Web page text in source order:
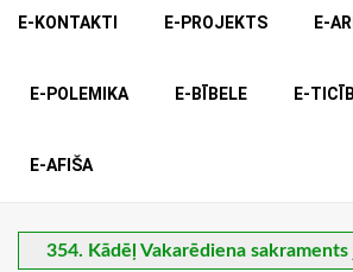
E-KONTAKTI E-PROJEKTS E-
E-POLEMIKA E-BĪBELE E-
E-AFIŠA
354. Kādēļ Vakarēdiena sakraments